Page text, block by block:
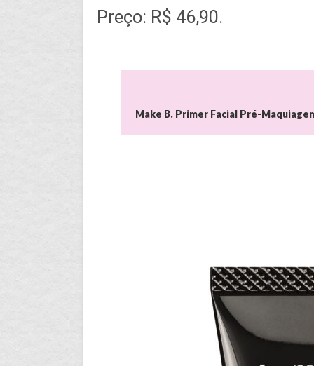
Preço: R$ 46,90.
Make B. Primer Facial Pré-